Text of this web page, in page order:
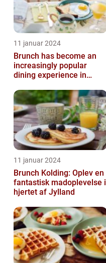
11 januar 2024
Brunch has become an
increasingly popular
dining experience in
locals and tou...
11 januar 2024
Brunch Kolding: Oplev en
fantastisk madoplevelse i
hjertet af Jylland